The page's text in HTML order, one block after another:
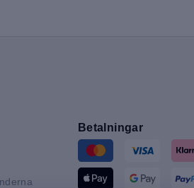
Betalningar